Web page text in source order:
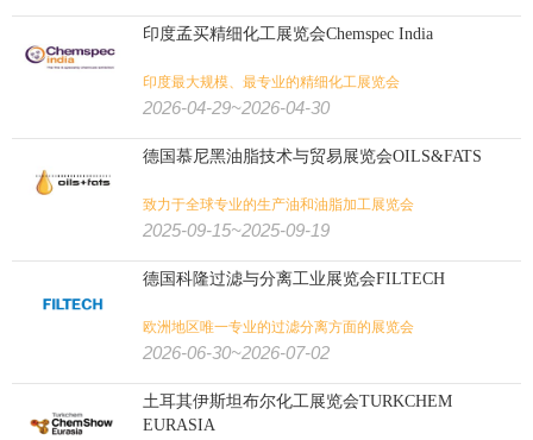
印度孟买精细化工展览会Chemspec India
印度最大规模、最专业的精细化工展览会
2026-04-29~2026-04-30
德国慕尼黑油脂技术与贸易展览会OILS&FATS
致力于全球专业的生产油和油脂加工展览会
2025-09-15~2025-09-19
德国科隆过滤与分离工业展览会FILTECH
欧洲地区唯一专业的过滤分离方面的展览会
2026-06-30~2026-07-02
土耳其伊斯坦布尔化工展览会TURKCHEM
EURASIA